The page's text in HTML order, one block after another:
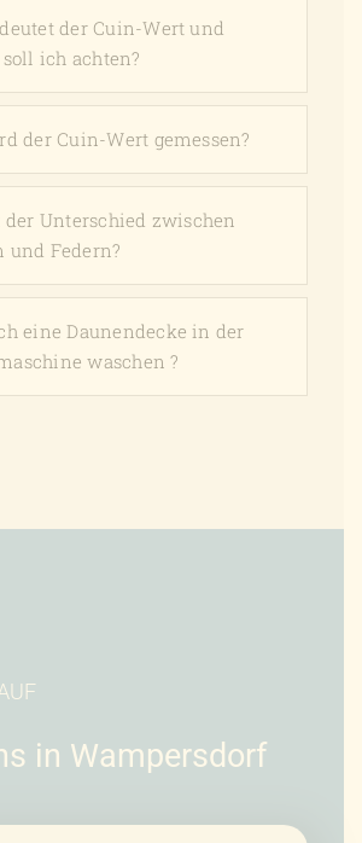
der Cuin-Wert und
ich achten?
der Cuin-Wert gemessen?
der Unterschied zwischen
und Federn?
eine Daunendecke in der
waschen ?
in Wampersdorf